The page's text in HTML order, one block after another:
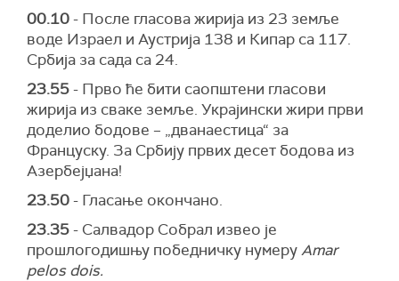
00.10- После гласова жирија из 23 земље
воде Израел и Аустрија 138 и Кипар са 117.
Србија за сада са 24.
23.55- Прво ће бити саопштени гласови
жирија из сваке земље. Украјински жири први
доделио бодове – „дванаестица“ за
Француску. За Србију првих десет бодова из
Азербејџана!
23.50- Гласање окончано.
23.35- Салвадор Собрал извео је
прошлогодишњу победничку нумеруAmar
pelos dois.